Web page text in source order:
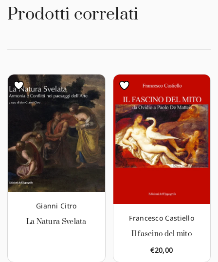
Prodotti correlati
Gianni Citro
La Natura Svelata
Francesco Castiello
Il fascino del mito
€20,00